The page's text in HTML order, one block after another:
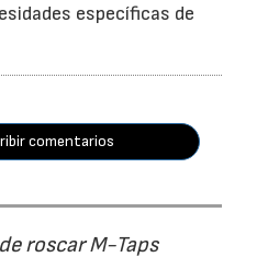
específicas de
comentarios
roscar M-Taps